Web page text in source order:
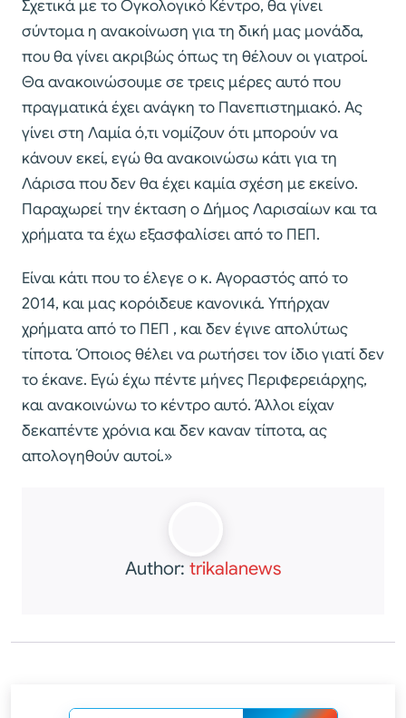
Σχετικά με το Ογκολογικό Κέντρο, θα γίνει
σύντομα η ανακοίνωση για τη δική μας μονάδα,
που θα γίνει ακριβώς όπως τη θέλουν οι γιατροί.
Θα ανακοινώσουμε σε τρεις μέρες αυτό που
πραγματικά έχει ανάγκη το Πανεπιστημιακό. Ας
γίνει στη Λαμία ό,τι νομίζουν ότι μπορούν να
κάνουν εκεί, εγώ θα ανακοινώσω κάτι για τη
Λάρισα που δεν θα έχει καμία σχέση με εκείνο.
Παραχωρεί την έκταση ο Δήμος Λαρισαίων και τα
χρήματα τα έχω εξασφαλίσει από το ΠΕΠ.
Είναι κάτι που το έλεγε ο κ. Αγοραστός από το
2014, και μας κορόιδευε κανονικά. Υπήρχαν
χρήματα από το ΠΕΠ , και δεν έγινε απολύτως
τίποτα. Όποιος θέλει να ρωτήσει τον ίδιο γιατί δεν
το έκανε. Εγώ έχω πέντε μήνες Περιφερειάρχης,
και ανακοινώνω το κέντρο αυτό. Άλλοι είχαν
δεκαπέντε χρόνια και δεν καναν τίποτα, ας
απολογηθούν αυτοί.»
Author: trikalanews